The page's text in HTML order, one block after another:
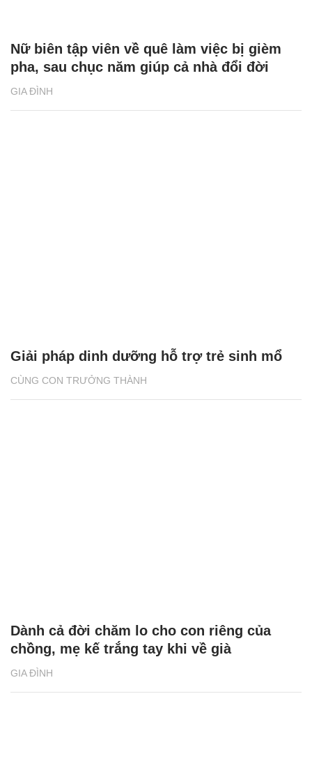
GIA ĐÌNH
Nữ biên tập viên về quê làm việc bị gièm
pha, sau chục năm giúp cả nhà đổi đời
CÙNG CON TRƯỞNG THÀNH
Giải pháp dinh dưỡng hỗ trợ trẻ sinh mổ
GIA ĐÌNH
Dành cả đời chăm lo cho con riêng của
chồng, mẹ kế trắng tay khi về già